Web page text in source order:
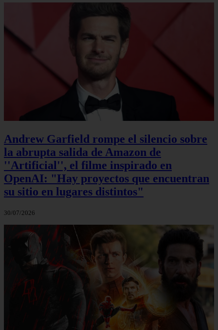
Andrew Garfield rompe el silencio sobre
la abrupta salida de Amazon de
''Artificial'', el filme inspirado en
OpenAI: "Hay proyectos que encuentran
su sitio en lugares distintos"
30/07/2026